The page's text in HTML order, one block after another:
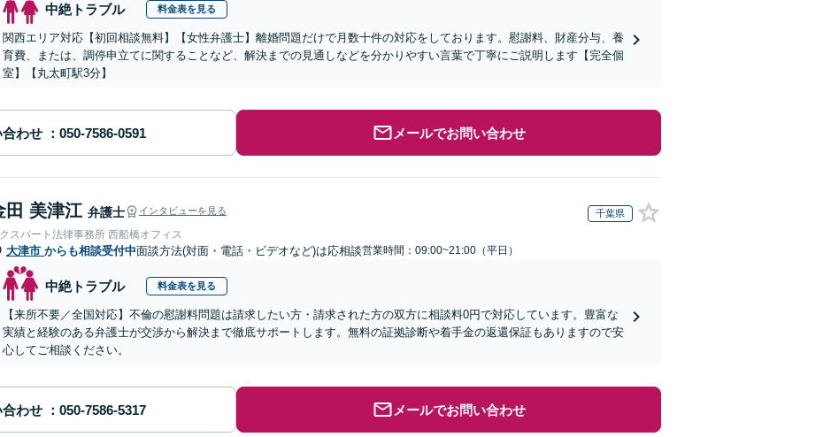
中絶トラブル 料金表を見る
関西エリア対応【初回相談無料】【女性弁護士】離婚問題だけで月数十件の対応をしております。慰謝料、財産分与、養
育費、または、調停申立てに関することなど、解決までの見通しなどを分かりやすい言葉で丁寧にご説明します【完全個
室】【丸太町駅3分】
わせ メールでお問い合わせ
田 美津江 弁護士 インタビューを見る 千葉県
スパート法律事務所 西船橋オフィス
大津市 からも相談受付中面談方法(対面・電話・ビデオなど)は応相談営業時間：09:00~21:00（平日）
中絶トラブル 料金表を見る
【来所不要／全国対応】不倫の慰謝料問題は請求したい方・請求された方の双方に相談料0円で対応しています。豊富な
実績と経験のある弁護士が交渉から解決まで徹底サポートします。無料の証拠診断や着手金の返還保証もありますので安
心してご相談ください。
わせ メールでお問い合わせ